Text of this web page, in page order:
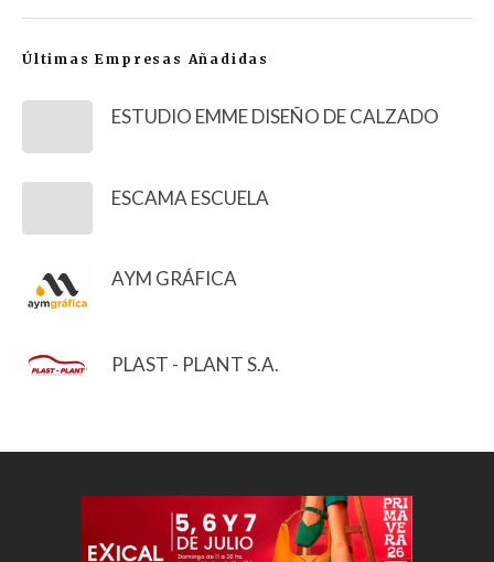
Últimas Empresas Añadidas
ESTUDIO EMME DISEÑO DE CALZADO
ESCAMA ESCUELA
AYM GRÁFICA
PLAST - PLANT S.A.